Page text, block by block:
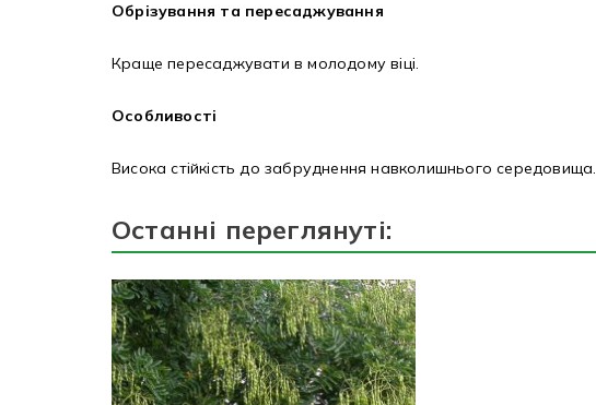
Обрізування та пересаджування
Краще пересаджувати в молодому віці.
Особливості
Висока стійкість до забруднення навколишнього середовища.
Останні переглянуті: